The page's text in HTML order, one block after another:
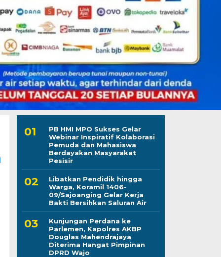
PB HMI MPO Sukses Gelar
Webinar Inspiratif Kolaborasi
Pemuda dan Mahasiswa
Berdayakan Masyarakat
Pesisir
Libatkan Pendidik hingga
Warga, Koramil 1406-
09/Sajoanging Gelar Kerja
Bakti Bersihkan Saluran Air
Kunjungan Perdana ke
Parlemen, Kapolres AKBP
Douglas Mahendrajaya
Diterima Hangat Pimpinan
DPRD Wajo